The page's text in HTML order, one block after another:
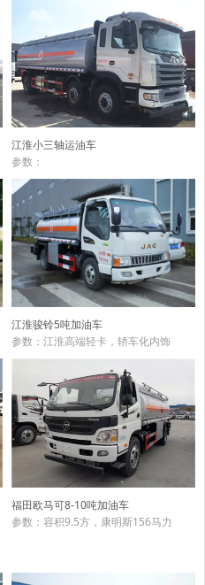
江淮小三轴运油车
参数：
江淮骏铃5吨加油车
参数：江淮高端轻卡，轿车化内饰
福田欧马可8-10吨加油车
参数：容积9.5方，康明斯156马力